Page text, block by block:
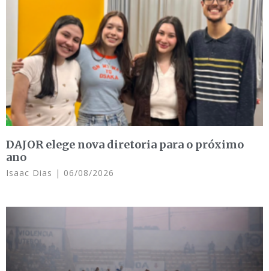
DAJOR elege nova diretoria para o próximo
ano
Isaac Dias 06/08/2026